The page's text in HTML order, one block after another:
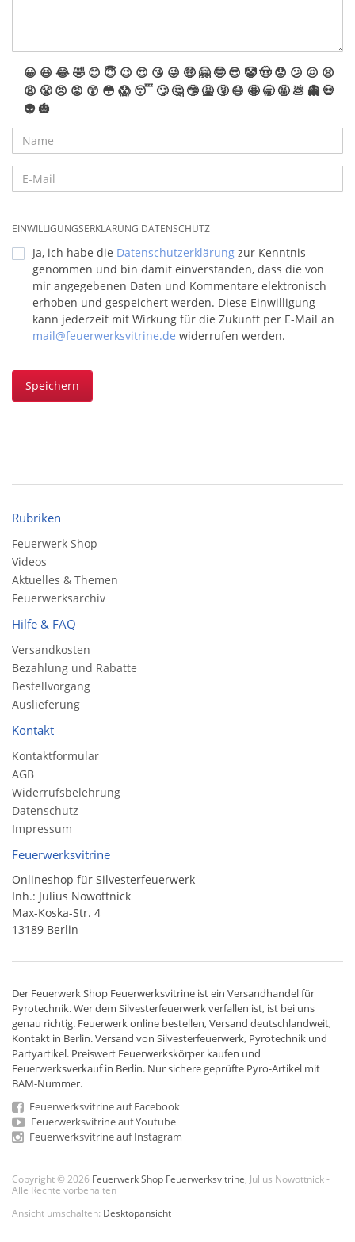
😀 😆 😂🤣 😊 😇 😉 😍 😘 😜 🤑 🤗 🤓 😎 🤡🤠 😟 😕 😖 😫
😩 😤 😠 😡 😲 😳 😱 😴 🙄 🤔 🤥 🤮 🤧 😷 🤩 🥱 🤬 💩 👻 💀
👽 🎃
EINWILLIGUNGSERKLÄRUNG DATENSCHUTZ
Ja, ich habe die Datenschutzerklärung zur Kenntnis
genommen und bin damit einverstanden, dass die von
mir angegebenen Daten und Kommentare elektronisch
erhoben und gespeichert werden. Diese Einwilligung
kann jederzeit mit Wirkung für die Zukunft per E-Mail an
mail@feuerwerksvitrine.de widerrufen werden.
Speichern
Rubriken
Feuerwerk Shop
Videos
Aktuelles & Themen
Feuerwerksarchiv
Hilfe & FAQ
Versandkosten
Bezahlung und Rabatte
Bestellvorgang
Auslieferung
Kontakt
Kontaktformular
AGB
Widerrufsbelehrung
Datenschutz
Impressum
Feuerwerksvitrine
Onlineshop für Silvesterfeuerwerk
Inh.: Julius Nowottnick
Max-Koska-Str. 4
13189 Berlin
Der Feuerwerk Shop Feuerwerksvitrine ist ein Versandhandelfür
Pyrotechnik. Wer dem Silvesterfeuerwerk verfallen ist, ist bei uns
genau richtig. Feuerwerk online bestellen,Versand deutschlandweit,
Kontakt in Berlin. Versand von Silvesterfeuerwerk, Pyrotechnik und
Partyartikel. Preiswert Feuerwerkskörper kaufen und
Feuerwerksverkauf in Berlin. Nur sichere geprüfte Pyro-Artikel mit
BAM-Nummer.
Feuerwerksvitrine auf Facebook
Feuerwerksvitrine auf Youtube
Feuerwerksvitrine auf Instagram
Copyright © 2026 Feuerwerk Shop Feuerwerksvitrine , Julius Nowottnick -
Alle Rechte vorbehalten
Ansicht umschalten: Desktopansicht